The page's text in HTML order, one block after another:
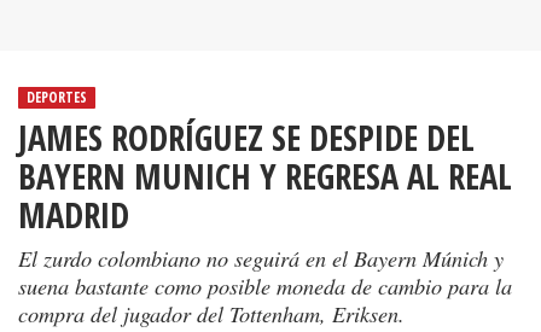
DEPORTES
JAMES RODRÍGUEZ SE DESPIDE DEL
BAYERN MUNICH Y REGRESA AL REAL
MADRID
El zurdo colombiano no seguirá en el Bayern Múnich y
suena bastante como posible moneda de cambio para la
compra del jugador del Tottenham, Eriksen.